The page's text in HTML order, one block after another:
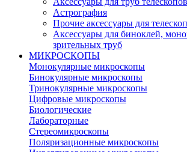
Астрография
Прочие аксессуары для
Аксессуары для биноклей,
зрительных труб
МИКРОСКОПЫ
Монокулярные микроскопы
Бинокулярные микроскопы
Тринокулярные микроскопы
Цифровые микроскопы
Биологические
Лабораторные
Стереомикроскопы
Поляризационные микроскопы